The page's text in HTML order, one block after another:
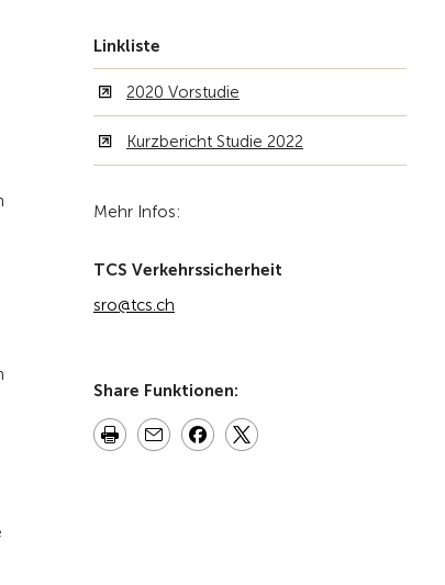
Linkliste
2020 Vorstudie
Kurzbericht Studie 2022
Mehr Infos:
TCS Verkehrssicherheit
sro@tcs.ch
Share Funktionen: